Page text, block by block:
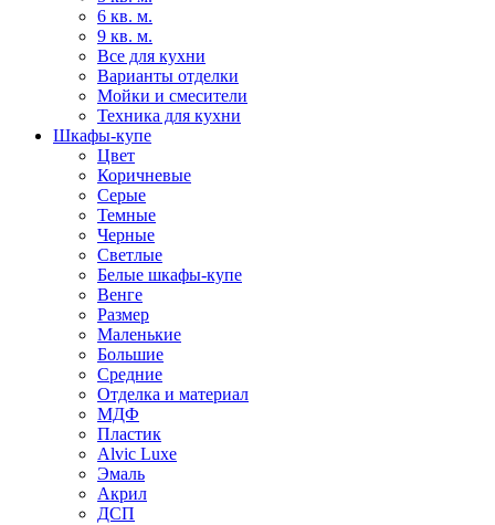
6 кв. м.
9 кв. м.
Все для кухни
Варианты отделки
Мойки и смесители
Техника для кухни
Шкафы-купе
Цвет
Коричневые
Серые
Темные
Черные
Светлые
Белые шкафы-купе
Венге
Размер
Маленькие
Большие
Средние
Отделка и материал
МДФ
Пластик
Alvic Luxe
Эмаль
Акрил
ДСП